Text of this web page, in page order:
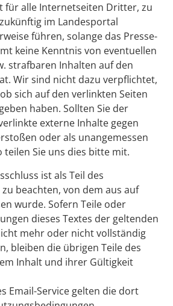
für alle Internetseiten Dritter, zu
im Landesportal
führen, solange das Presse-
keine Kenntnis von eventuellen
strafbaren Inhalten auf den
Wir sind nicht dazu verpflichtet,
sich auf den verlinkten Seiten
haben. Sollten Sie der
externe Inhalte gegen
oder als unangemessen
teilen Sie uns dies bitte mit.
ist als Teil des
beachten, von dem aus auf
wurde. Sofern Teile oder
dieses Textes der geltenden
mehr oder nicht vollständig
bleiben die übrigen Teile des
Inhalt und ihrer Gültigkeit
Email-Service gelten die dort